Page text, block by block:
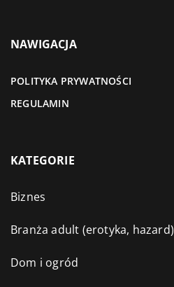
NAWIGACJA
POLITYKA PRYWATNOŚCI
REGULAMIN
KATEGORIE
Biznes
Branża adult (erotyka, hazard)
Dom i ogród